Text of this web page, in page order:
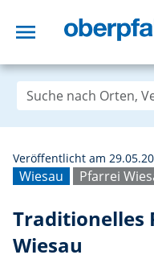
menu
Wiesau Pfarrei
Veröffentlicht am
Traditionelles
Wiesau